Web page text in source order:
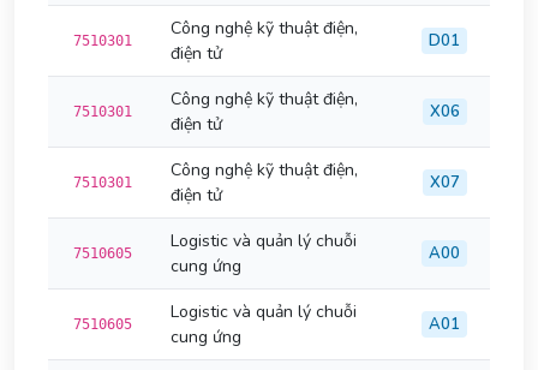
7510301
Công nghệ kỹ thuật điện,
điện tử
D01
7510301
Công nghệ kỹ thuật điện,
điện tử
X06
7510301
Công nghệ kỹ thuật điện,
điện tử
X07
7510605
Logistic và quản lý chuỗi
cung ứng
A00
7510605
Logistic và quản lý chuỗi
cung ứng
A01